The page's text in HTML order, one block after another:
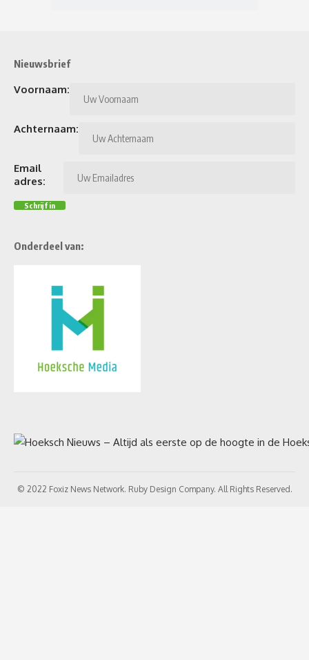
Nieuwsbrief
Voornaam:
Achternaam:
Email
adres:
Onderdeel van:
© 2022 Foxiz News Network. Ruby Design Company. All Rights Reserved.